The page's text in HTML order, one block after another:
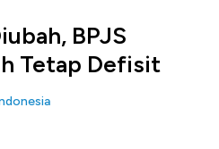
BPJS
Tetap Defisit